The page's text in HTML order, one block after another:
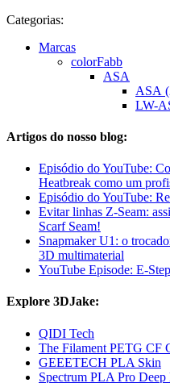
Categorias:
Marcas
colorFabb
ASA
ASA
LW-
Artigos do nosso blog:
Episódio do YouTube:
Heatbreak como um
Episódio do YouTube:
Evitar linhas Z-Seam:
Scarf Seam!
Snapmaker U1: o
3D multimaterial
YouTube Episode: E-
Explore 3DJake:
QIDI Tech
The Filament PETG CF
GEEETECH PLA Skin
Spectrum PLA Pro Deep